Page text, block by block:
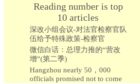
Reading number is top
10 articles
深改小组会议-对法官检察官队
伍给予特殊政策-检察官
微信白话：总理力推的“营改
增”(第二季)
Hangzhou nearly 50，000
officials promised not to come